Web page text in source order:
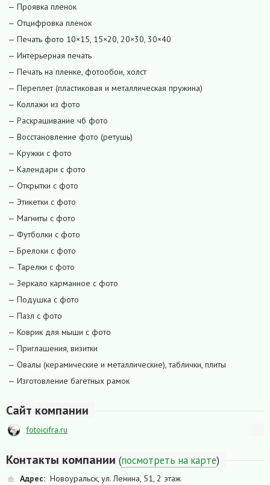
— Проявка пленок
— Отцифровка пленок
— Печать фото 10×15, 15×20, 20×30, 30×40
— Интерьерная печать
— Печать на пленке, фотообои, холст
— Переплет (пластиковая и металлическая пружина)
— Коллажи из фото
— Раскрашивание чб фото
— Восстановление фото (ретушь)
— Кружки с фото
— Календари с фото
— Открытки с фото
— Этикетки с фото
— Магниты с фото
— Футболки с фото
— Брелоки с фото
— Тарелки с фото
— Зеркало карманное с фото
— Подушка с фото
— Пазл с фото
— Коврик для мыши с фото
— Приглашения, визитки
— Овалы (керамические и металлические), таблички, плиты
— Изготовление багетных рамок
Сайт компании
fotoicifra.ru
Контакты компании (посмотреть на карте)
Адрес: Новоуральск, ул. Ленина, 51, 2 этаж